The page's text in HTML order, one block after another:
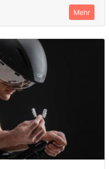
Mehr